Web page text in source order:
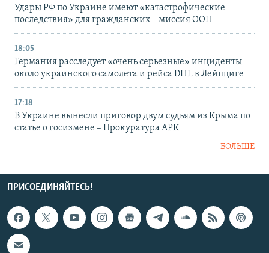
Удары РФ по Украине имеют «катастрофические
последствия» для гражданских – миссия ООН
18:05
Германия расследует «очень серьезные» инциденты
около украинского самолета и рейса DHL в Лейпциге
17:18
В Украине вынесли приговор двум судьям из Крыма по
статье о госизмене – Прокуратура АРК
БОЛЬШЕ
ПРИСОЕДИНЯЙТЕСЬ!